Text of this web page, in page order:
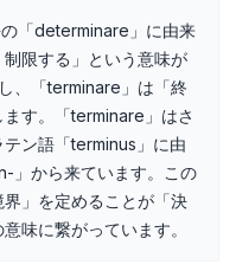
「determinare」に由来
限する」という意味が
、「terminare」は「終
す。「terminare」はさ
ン語「terminus」に由
」から来ています。この
」を定めることが「決
味に繋がっています。